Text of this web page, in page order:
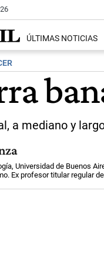
ÚLTIMAS NOTICIAS
a mediano y
Universidad de Buenos
Ex profesor titular regular de